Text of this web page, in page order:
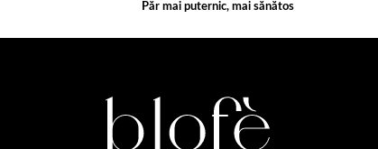
Păr mai puternic, mai sănătos